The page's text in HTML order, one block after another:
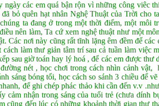
ngày các em quá bận rộn vì những công viêc
bỏ quên hạt nhân Nghệ Thuật của Trời cho
ta đang ở trong một thời điểm, một môi
nên làm, Ta cứ xem nghệ thuật như một
Các nơi này cũng rất tĩnh lặng êm đềm để
cách làm thư giản tâm trí sau cả tuần làm việc
sau giờ toán hay lý hoá , để các em được
nét , học chơi trong cách nhìn cảnh vật,
sáng bóng tối, học cách so sánh 3 chiều để
để ghi chép phác thảo khi cần đến v.v
cảm nhận trong sáng của tuổi trẻ (chưa dính
cũng đến lúc có những khoảnh thời gian thư